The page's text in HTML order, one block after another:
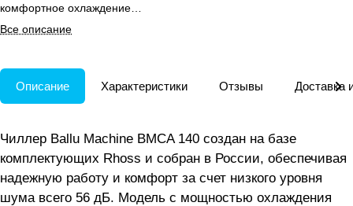
комфортное охлаждение
больших площадей с
возможностью расширения
Все описание
Описание Характеристики Отзывы Доставка
Чиллер Ballu Machine BMCA 140 создан на базе
комплектующих Rhoss и собран в России, обеспечивая
надежную работу и комфорт за счет низкого уровня
шума всего 56 дБ. Модель с мощностью охлаждения